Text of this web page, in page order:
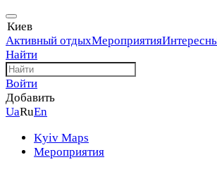
Киев
Активный отдыхМероприятия
Найти
Войти
Добавить
UaRuEn
Kyiv Maps
Мероприятия